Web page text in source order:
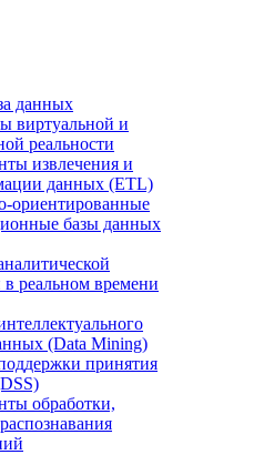
данных
виртуальной и
реальности
извлечения и
данных (ETL)
ориентированные
базы данных
в реальном времени
(Data Mining)
принятия
обработки,